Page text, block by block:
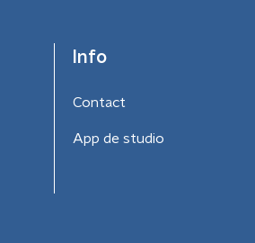
Info
Contact
App de studio